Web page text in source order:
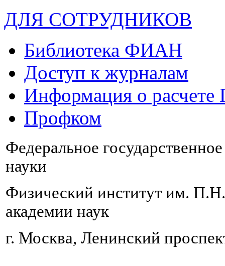
ДЛЯ СОТРУДНИКОВ
Библиотека ФИАН
Доступ к журналам
Информация о
Профком
Федеральное
науки
Физический институт им.
академии наук
г. Москва, Ленинский